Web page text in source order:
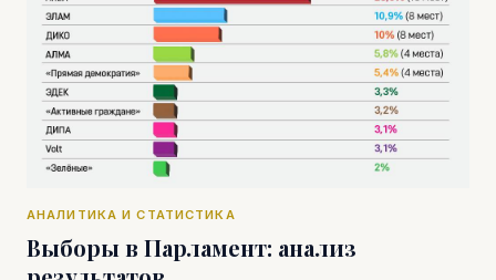
АНАЛИТИКА И СТАТИСТИКА
Выборы в Парламент: анализ